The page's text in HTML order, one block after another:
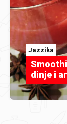
Jazzika
dinje i